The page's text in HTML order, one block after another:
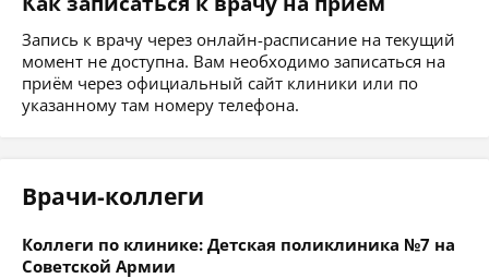
Запись к врачу через онлайн-расписание на текущий
момент не доступна. Вам необходимо записаться на
приём через официальный сайт клиники или по
указанному там номеру телефона.
Врачи-коллеги
Коллеги по клинике: Детская поликлиника №7 на
Советской Армии